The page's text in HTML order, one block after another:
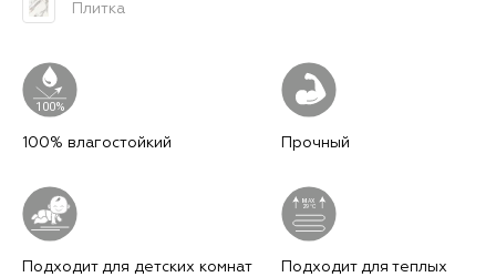
Плитка
100%
100% влагостойкий Прочный
Подходит для детских комнат
MAX
29°C
Подходит для теплых